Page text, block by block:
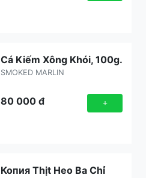
Cá Kiếm Xông Khói, 100g.
SMOKED MARLIN
80 000đ +
Копия Thịt Heo Ba Chỉ